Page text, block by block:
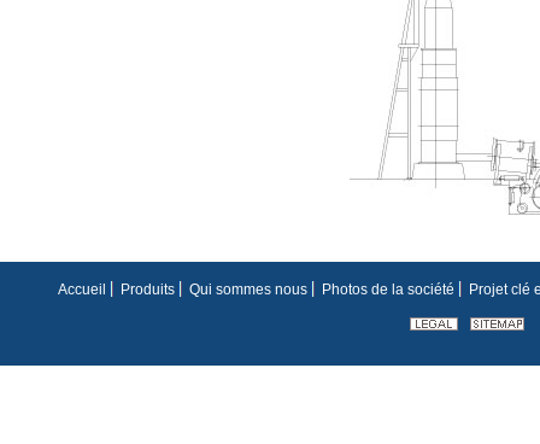
Accueil Produits Qui sommes nous Photos de la société Projet clé